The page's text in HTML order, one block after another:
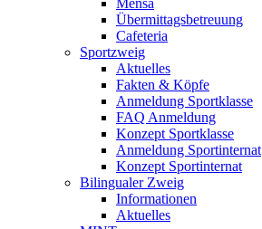
Mensa
Übermittagsbetreuung
Cafeteria
Sportzweig
Aktuelles
Fakten & Köpfe
Anmeldung Sportklasse
FAQ Anmeldung
Konzept Sportklasse
Anmeldung Sportinternat
Konzept Sportinternat
Bilingualer Zweig
Informationen
Aktuelles